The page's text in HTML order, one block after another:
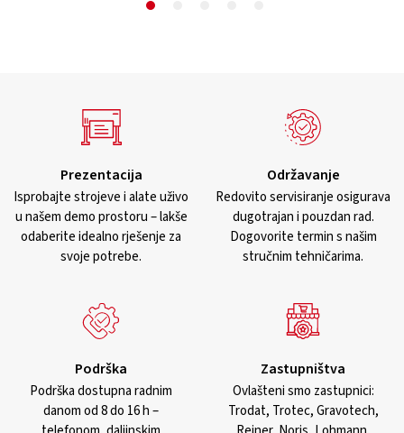
Prezentacija
Isprobajte strojeve i alate uživo
u našem demo prostoru – lakše
odaberite idealno rješenje za
svoje potrebe.
Održavanje
Redovito servisiranje osigurava
dugotrajan i pouzdan rad.
Dogovorite termin s našim
stručnim tehničarima.
Podrška
Podrška dostupna radnim
danom od 8 do 16 h –
Zastupništva
Ovlašteni smo zastupnici:
Trodat, Trotec, Gravotech,